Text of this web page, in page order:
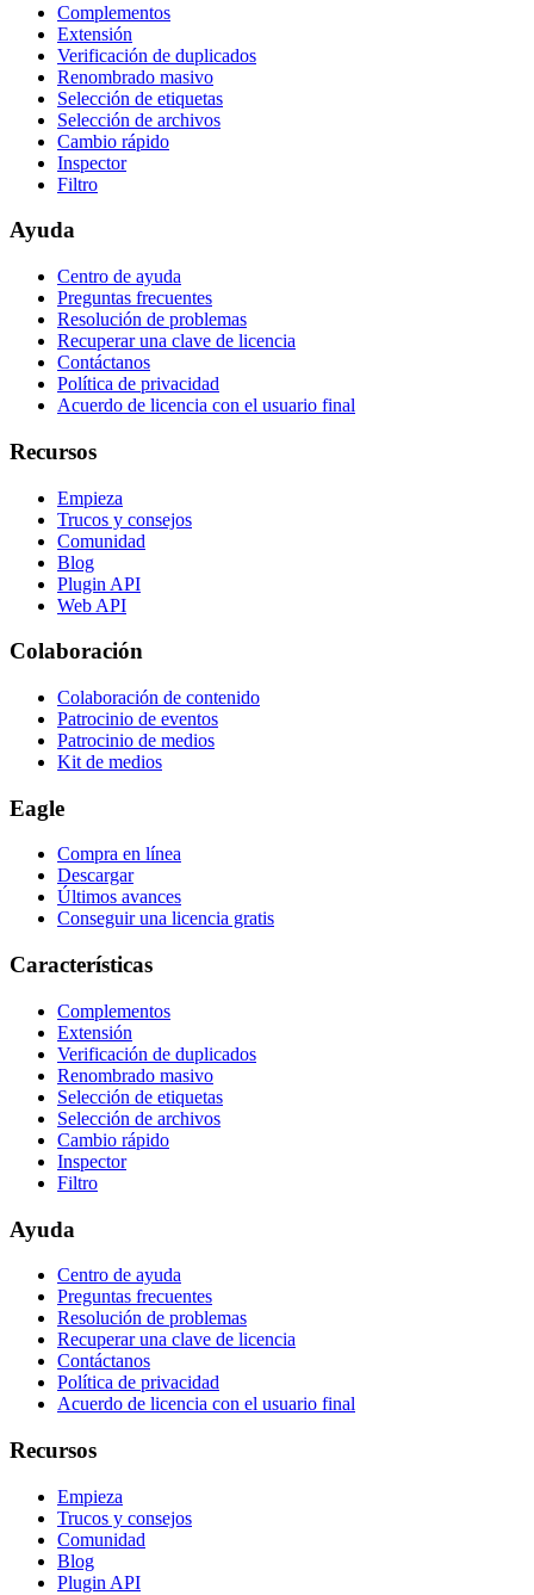
Complementos
Extensión
Verificación de duplicados
Renombrado masivo
Selección de etiquetas
Selección de archivos
Cambio rápido
Inspector
Filtro
Ayuda
Centro de ayuda
Preguntas frecuentes
Resolución de problemas
Recuperar una clave de licencia
Contáctanos
Política de privacidad
Acuerdo de licencia con el usuario final
Recursos
Empieza
Trucos y consejos
Comunidad
Blog
Plugin API
Web API
Colaboración
Colaboración de contenido
Patrocinio de eventos
Patrocinio de medios
Kit de medios
Eagle
Compra en línea
Descargar
Últimos avances
Conseguir una licencia gratis
Características
Complementos
Extensión
Verificación de duplicados
Renombrado masivo
Selección de etiquetas
Selección de archivos
Cambio rápido
Inspector
Filtro
Ayuda
Centro de ayuda
Preguntas frecuentes
Resolución de problemas
Recuperar una clave de licencia
Contáctanos
Política de privacidad
Acuerdo de licencia con el usuario final
Recursos
Empieza
Trucos y consejos
Comunidad
Blog
Plugin API